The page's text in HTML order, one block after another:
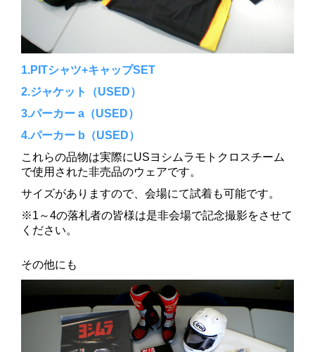
1.PITシャツ+キャップSET
2.ジャケット（USED）
3.パーカー a（USED）
4.パーカー b（USED）
これらの品物は実際にUSヨシムラモトクロスチーム
で使用された非売品のウェアです。
サイズがありますので、会場にて試着も可能です。
※1～4の落札者の皆様は是非会場で記念撮影をさせて
ください。
その他にも